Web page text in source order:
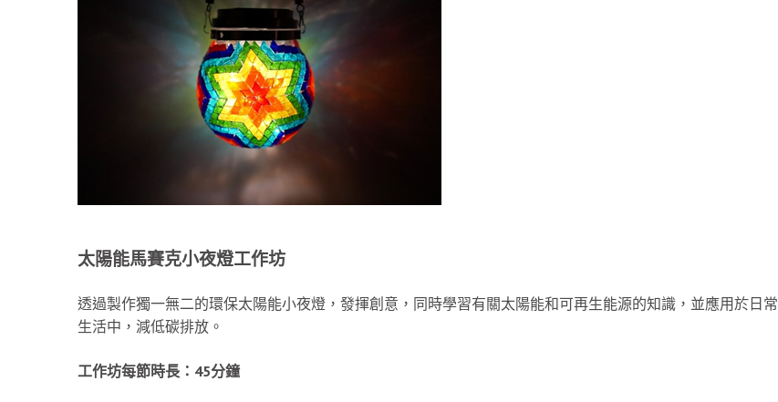
太陽能馬賽克小夜燈工作坊
透過製作獨一無二的環保太陽能小夜燈，發揮創意，同時學習有關太陽能和可再生能源的知識，並應用於日常
生活中，減低碳排放。
工作坊每節時長： 45分鐘